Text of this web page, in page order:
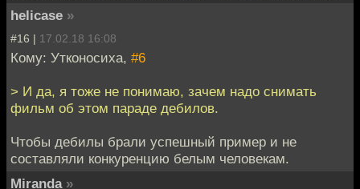
helicase »
#16 | 17.02.18 16:08
Кому: Утконосиха, #6
> И да, я тоже не понимаю, зачем надо снимать
фильм об этом параде дебилов.
Чтобы дебилы брали успешный пример и не
составляли конкуренцию белым человекам.
Miranda »